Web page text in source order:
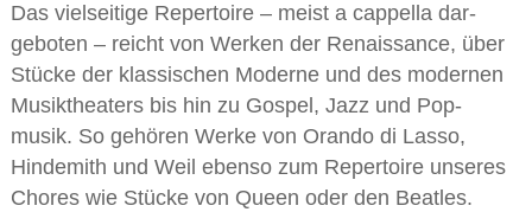
Das vielseiti­ge Reper­toire – meist a cappella dar­
geboten – reicht von Wer­ken der Re­nais­sance, über
Stücke der klassischen Mo­der­ne und des mo­der­nen
Musik­thea­ters bis hin zu Gospel, Jazz und Pop­
musik. So gehören Werke von Or­ando di Las­so,
Hinde­mith und Weil ebenso zum Repertoire unseres
Chores wie Stücke von Queen oder den Beatles.